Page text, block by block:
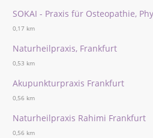
SOKAI - Praxis für Osteopathie,
0,17 km
Naturheilpraxis, Frankfurt
0,53 km
Akupunkturpraxis Frankfurt
0,56 km
Naturheilpraxis Rahimi Frankfurt
0,56 km